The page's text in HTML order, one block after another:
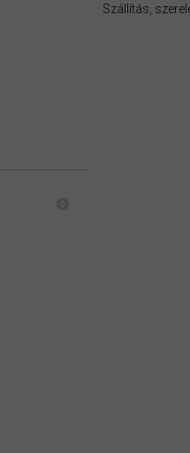
Szállítás,